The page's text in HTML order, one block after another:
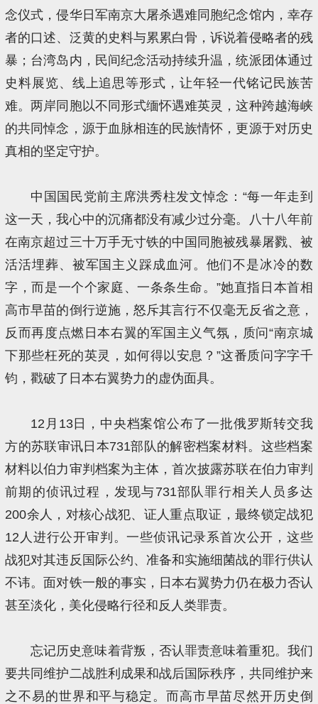
念仪式，侵华日军南京大屠杀遇难同胞纪念馆内，幸存
者的口述、泛黄的史料与累累白骨，诉说着侵略者的残
暴；台湾岛内，民间纪念活动持续升温，统派团体通过
史料展览、线上追思等形式，让年轻一代铭记民族苦
难。两岸同胞以不同形式缅怀遇难英灵，这种跨越海峡
的共同悼念，源于血脉相连的民族情怀，更源于对历史
真相的坚定守护。
中国国民党前主席洪秀柱发文悼念：“每一年走到
这一天，我心中的沉痛都没有减少过分毫。八十八年前
在南京超过三十万手无寸铁的中国同胞被残暴屠戮、被
活活埋葬、被军国主义踩成血河。他们不是冰冷的数
字，而是一个个家庭、一条条生命。”她直指日本首相
高市早苗的倒行逆施，怒斥其言行不仅毫无反省之意，
反而再度点燃日本右翼的军国主义气氛，质问“南京城
下那些枉死的英灵，如何得以安息？”这番质问字字千
钧，戳破了日本右翼势力的虚伪面具。
12月13日，中央档案馆公布了一批俄罗斯转交我
方的苏联审讯日本731部队的解密档案材料。这些档案
材料以伯力审判档案为主体，首次披露苏联在伯力审判
前期的侦讯过程，发现与731部队罪行相关人员多达
200余人，对核心战犯、证人重点取证，最终锁定战犯
12人进行公开审判。一些侦讯记录系首次公开，这些
战犯对其违反国际公约、准备和实施细菌战的罪行供认
不讳。面对铁一般的事实，日本右翼势力仍在极力否认
甚至淡化，美化侵略行径和反人类罪责。
忘记历史意味着背叛，否认罪责意味着重犯。我们
要共同维护二战胜利成果和战后国际秩序，共同维护来
之不易的世界和平与稳定。而高市早苗尽然开历史倒